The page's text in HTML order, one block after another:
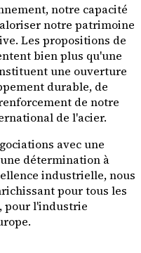
notre capacité
notre patrimoine
Les propositions de
bien plus qu'une
une ouverture
durable, de
de notre
de l'acier.
avec une
détermination à
industrielle, nous
pour tous les
pour l'industrie